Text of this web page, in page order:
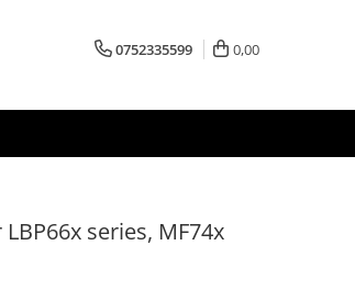
0752335599 0,00
series, MF74x